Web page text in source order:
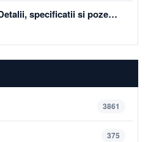
specificatii si poze…
3861
375